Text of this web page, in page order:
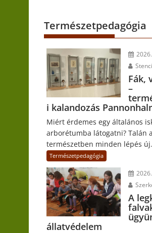
Természetpedagógia
Fák,
–
i kalandozás
Miért érdemes egy általános
arborétumba látogatni? Talán
természetben minden lépés
Természetpedagógia
A
állatvédelem